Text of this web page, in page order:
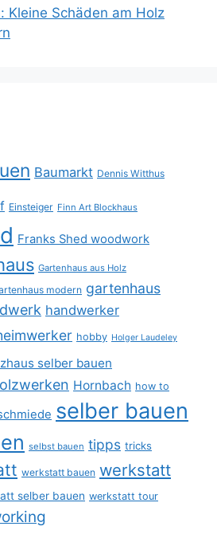
Kleine Schäden am Holz
Baumarkt Dennis Witthus
Einsteiger Finn Art Blockhaus
Franks Shed woodwork
Gartenhaus aus Holz
modern gartenhaus
handwerker
hobby Holger Laudeley
selber bauen
Hornbach how to
selber bauen
selbst bauen tipps tricks
werkstatt bauen werkstatt
selber bauen werkstatt tour